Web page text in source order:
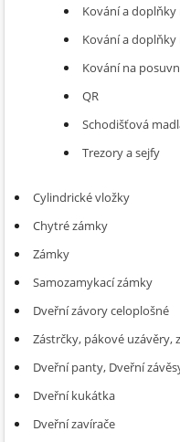
Kování a doplňky
Kování a doplňky
Kování na
QR
Schodišťová
Trezory a sejfy
Cylindrické vložky
Chytré zámky
Zámky
Samozamykací zámky
Dveřní závory celoplošné
Zástrčky, pákové uzávěry,
Dveřní panty, Dveřní
Dveřní kukátka
Dveřní zavírače